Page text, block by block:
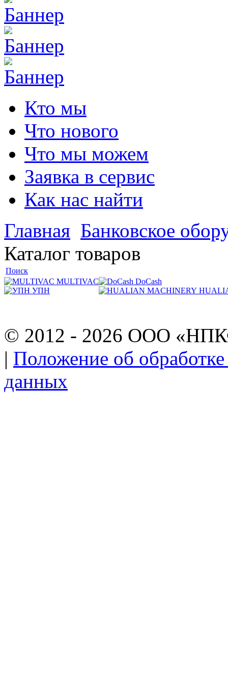
Кто мы
Что нового
Что мы можем
Заявка в сервис
Как нас найти
Главная Банковское
Каталог товаров
Поиск
MULTIVAC
DoCash
УПН
© 2012 - 2026 ООО
| Положение об
данных